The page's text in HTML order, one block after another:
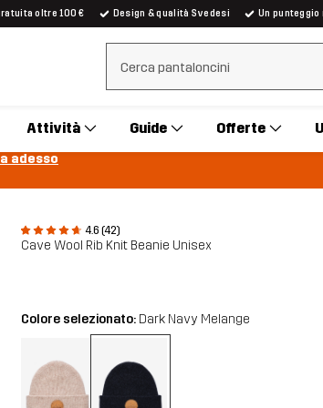
oltre 100 € Design & qualità Svedesi Un
Cancella ricerca
Attività Guide Offerte
adesso
4.6 (42)
Cave Wool Rib Knit Beanie Unisex
Colore selezionato: Dark Navy Melange